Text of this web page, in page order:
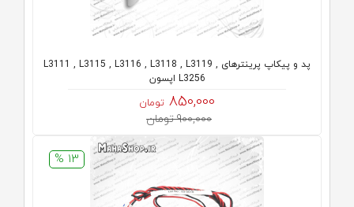
پد و پیکاپ پرینترهای L3111 , L3115 , L3116 , L3118 , L3119 ,
L3256 اپسون
850,000 تومان
900,000 تومان
13 %